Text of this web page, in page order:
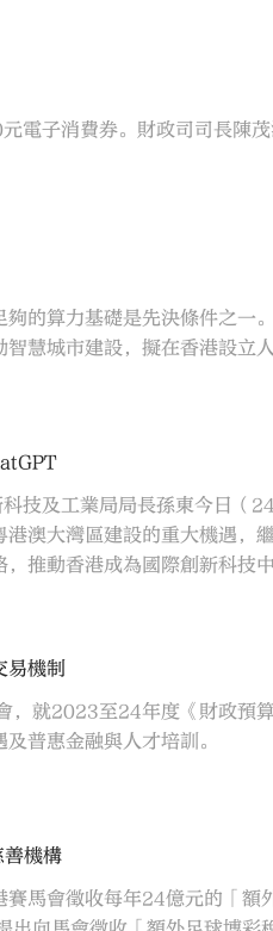
電子消費券。財政司司長陳
的算力基礎是先決條件之一
慧城市建設，擬在香港設立
技及工業局局長孫東今日（
澳大灣區建設的重大機遇，
推動香港成為國際創新科技中
機制
，就2023至24年度《財政預
普惠金融與人才培訓。
機構
馬會徵收每年24億元的「